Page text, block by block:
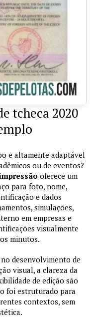
tcheca 2020
e altamente adaptável
ou de eventos?
oferece um
para foto, nome,
e dados
simulações,
em empresas e
visualmente
minutos.
desenvolvimento de
visual, a clareza da
de edição são
foi estruturado para
contextos, sem